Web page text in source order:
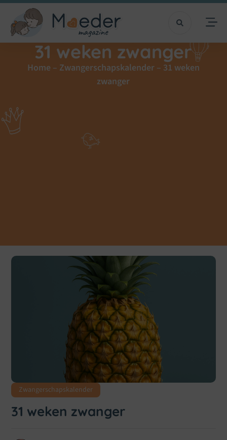
31 weken zwanger
Home – Zwangerschapskalender– 31 weken
zwanger
Zwangerschapskalender
31 weken zwanger